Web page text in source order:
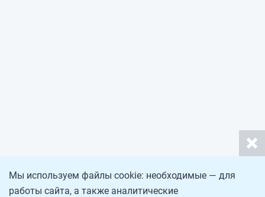
Мы используем файлы cookie: необходимые — для
работы сайта, а также аналитические